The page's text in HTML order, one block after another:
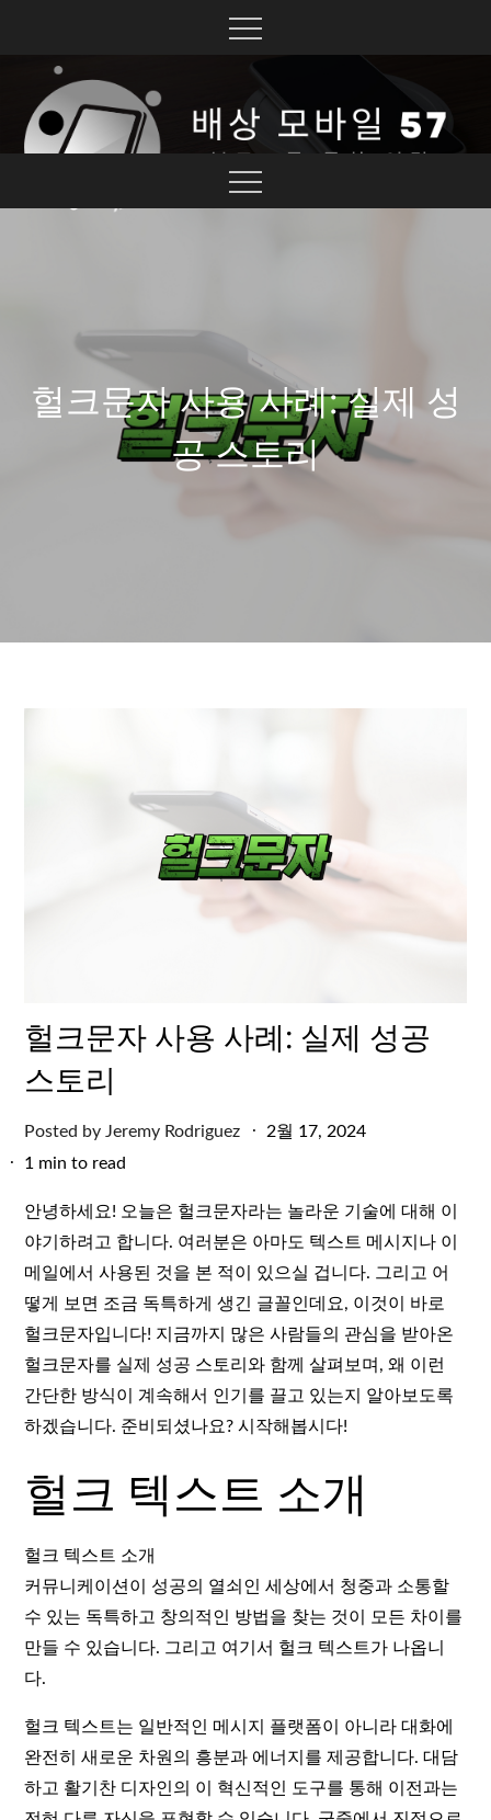
content
배상 모바일 57
블로그를 통한 연결
헐크문자 사용 사례: 실제 성
공 스토리
헐크문자 사용 사례: 실제 성공
스토리
Posted by Jeremy Rodriguez
Posted
2월 17, 2024
1 min to read
안녕하세요! 오늘은 헐크문자라는 놀라운 기술에 대해 이
야기하려고 합니다. 여러분은 아마도 텍스트 메시지나 이
메일에서 사용된 것을 본 적이 있으실 겁니다. 그리고 어
떻게 보면 조금 독특하게 생긴 글꼴인데요, 이것이 바로
헐크문자입니다! 지금까지 많은 사람들의 관심을 받아온
헐크문자를 실제 성공 스토리와 함께 살펴보며, 왜 이런
간단한 방식이 계속해서 인기를 끌고 있는지 알아보도록
하겠습니다. 준비되셨나요? 시작해봅시다!
헐크 텍스트 소개
헐크 텍스트 소개
커뮤니케이션이 성공의 열쇠인 세상에서 청중과 소통할
수 있는 독특하고 창의적인 방법을 찾는 것이 모든 차이를
만들 수 있습니다. 그리고 여기서 헐크 텍스트가 나옵니
다.
헐크 텍스트는 일반적인 메시지 플랫폼이 아니라 대화에
완전히 새로운 차원의 흥분과 에너지를 제공합니다. 대담
하고 활기찬 디자인의 이 혁신적인 도구를 통해 이전과는